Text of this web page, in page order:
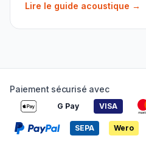
Lire le guide acoustique →
Paiement sécurisé avec
G Pay VISA
SEPA Wero